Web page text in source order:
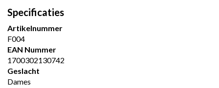
Specificaties
Artikelnummer
F004
EAN Nummer
1700302130742
Geslacht
Dames